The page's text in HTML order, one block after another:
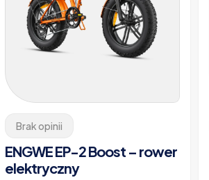
Brak opinii
ENGWE EP-2 Boost – rower
elektryczny